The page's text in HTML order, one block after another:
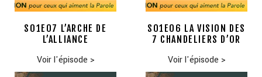
S01E07 L’ARCHE DE
L’ALLIANCE
Voir l'épisode >
S01E06 LA VISION DES
7 CHANDELIERS D’OR
Voir l'épisode >